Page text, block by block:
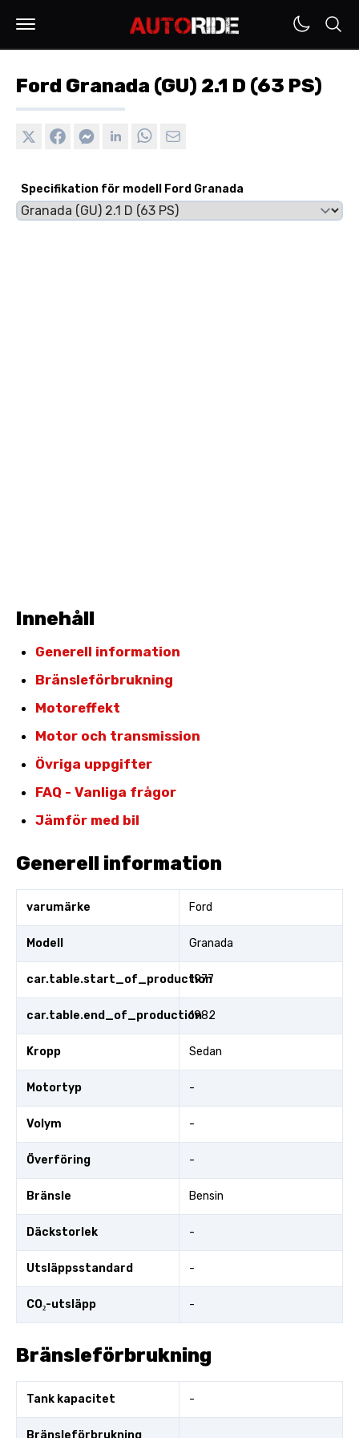
Ford Granada (GU) 2.1 D (63 PS)
Specifikation för modell Ford Granada
Innehåll
Generell information
Bränsleförbrukning
Motoreffekt
Motor och transmission
Övriga uppgifter
FAQ - Vanliga frågor
Jämför med bil
Generell information
varumärke Ford
Modell Granada
car.table.start_of_production
1977
car.table.end_of_production1982
Kropp Sedan
Motortyp -
Volym -
Överföring -
Bränsle Bensin
Däckstorlek -
Utsläppsstandard -
CO₂-utsläpp -
Bränsleförbrukning
Tank kapacitet -
Bränsleförbrukning